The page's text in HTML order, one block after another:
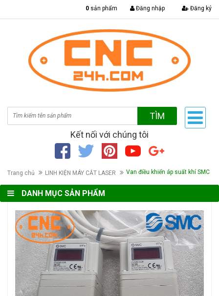
0 sản phẩm Đăng nhập Đăng ký
TÌM
Kết nối với chúng tôi
Trang chủ LINH KIỆN MÁY CẮT LASER Van điều khiển áp suất khí SMC
DANH MỤC SẢN PHẨM